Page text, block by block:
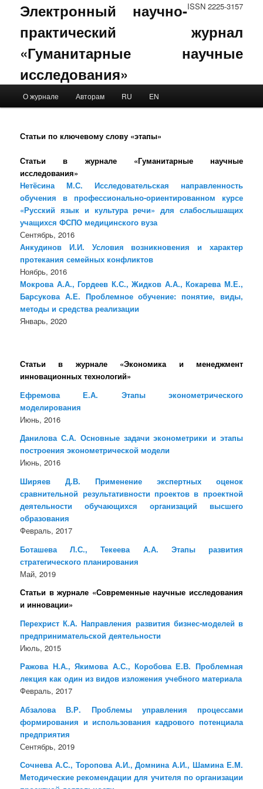
ISSN 2225-3157
Электронный научно-
практический журнал
«Гуманитарные научные
исследования»
Skip to primary content
Skip to secondary content
О журнале Авторам RU EN
Статьи по ключевому слову «этапы»
Статьи в журнале «Гуманитарные научные
исследования»
Нетёсина М.С. Исследовательская направленность
обучения в профессионально-ориентированном курсе
«Русский язык и культура речи» для слабослышащих
учащихся ФСПО медицинского вуза
Сентябрь, 2016
Анкудинов И.И. Условия возникновения и характер
протекания семейных конфликтов
Ноябрь, 2016
Мокрова А.А., Гордеев К.С., Жидков А.А., Кокарева М.Е.,
Барсукова А.Е. Проблемное обучение: понятие, виды,
методы и средства реализации
Январь, 2020
Статьи в журнале «Экономика и менеджмент
инновационных технологий»
Ефремова Е.А. Этапы эконометрического
моделирования
Июнь, 2016
Данилова С.А. Основные задачи эконометрики и этапы
построения эконометрической модели
Июнь, 2016
Ширяев Д.В. Применение экспертных оценок
сравнительной результативности проектов в проектной
деятельности обучающихся организаций высшего
образования
Февраль, 2017
Боташева Л.С., Текеева А.А. Этапы развития
стратегического планирования
Май, 2019
Статьи в журнале «Современные научные исследования
и инновации»
Перехрист К.А. Направления развития бизнес-моделей в
предпринимательской деятельности
Июль, 2015
Ражова Н.А., Якимова А.С., Коробова Е.В. Проблемная
лекция как один из видов изложения учебного материала
Февраль, 2017
Абзалова В.Р. Проблемы управления процессами
формирования и использования кадрового потенциала
предприятия
Сентябрь, 2019
Сочнева А.С., Торопова А.И., Домнина А.И., Шамина Е.М.
Методические рекомендации для учителя по организации